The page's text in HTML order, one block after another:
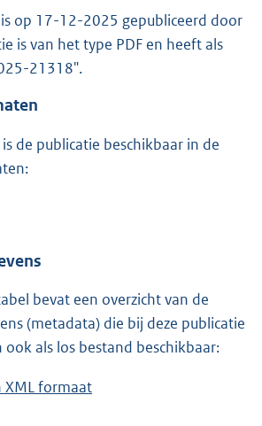
s
g
r
e
n
op 17-12-2025 gepubliceerd door
is van het type PDF en heeft als
21318".
de publicatie beschikbaar in de
bevat een overzicht van de
(metadata) die bij deze publicatie
ook als los bestand beschikbaar:
XML formaat